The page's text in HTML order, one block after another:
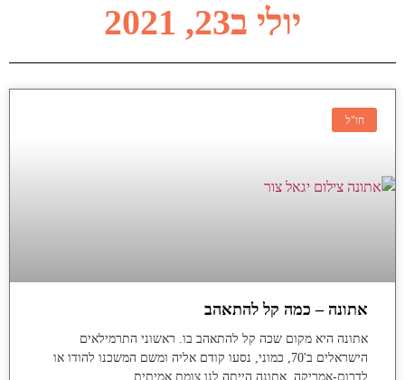
יולי ב23, 2021
חו"ל
אתונה – כמה קל להתאהב
אתונה היא מקום שכה קל להתאהב בו. ראשוני התרמילאים
הישראלים ב'70, כמוני, נסעו קודם אליה ומשם המשכנו להודו או
לדרום-אמריקה. אתונה הייתה לנו צומת אמיתית